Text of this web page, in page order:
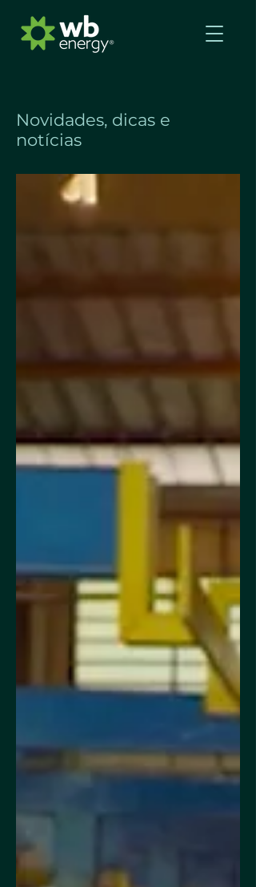
Novidades, dicas e
notícias